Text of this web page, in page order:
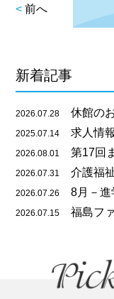
<前へ
新着記事
2026.07.28 休館の
2025.07.14 求人情報
2026.08.01 第17回
2026.07.31 介護福祉
2026.07.26 8月－進
2026.07.15 福島フ